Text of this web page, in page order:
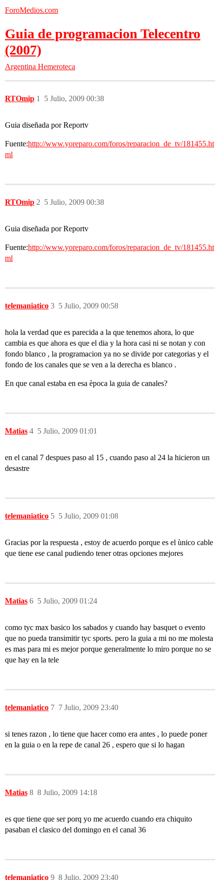
ForoMedios.com
Guia de programacion Telecentro
(2007)
Argentina Hemeroteca
RTOmip 5 Julio, 2009 00:38
1
Guia diseñada por Reportv
Fuente:http://www.yoreparo.com/foros/reparacion_de_tv/181455.ht
ml
RTOmip 5 Julio, 2009 00:38
2
Guia diseñada por Reportv
Fuente:http://www.yoreparo.com/foros/reparacion_de_tv/181455.ht
ml
telemaniatico 5 Julio, 2009 00:58
3
hola la verdad que es parecida a la que tenemos ahora, lo que
cambia es que ahora es que el dia y la hora casi ni se notan y con
fondo blanco , la programacion ya no se divide por categorias y el
fondo de los canales que se ven a la derecha es blanco .
En que canal estaba en esa època la guia de canales?
Matias 5 Julio, 2009 01:01
4
en el canal 7 despues paso al 15 , cuando paso al 24 la hicieron un
desastre
telemaniatico 5 Julio, 2009 01:08
5
Gracias por la respuesta , estoy de acuerdo porque es el ùnico cable
que tiene ese canal pudiendo tener otras opciones mejores
Matias 5 Julio, 2009 01:24
6
como tyc max basico los sabados y cuando hay basquet o evento
que no pueda transimitir tyc sports. pero la guia a mi no me molesta
es mas para mi es mejor porque generalmente lo miro porque no se
que hay en la tele
telemaniatico 7 Julio, 2009 23:40
7
si tenes razon , lo tiene que hacer como era antes , lo puede poner
en la guia o en la repe de canal 26 , espero que si lo hagan
Matias 8 Julio, 2009 14:18
8
es que tiene que ser porq yo me acuerdo cuando era chiquito
pasaban el clasico del domingo en el canal 36
telemaniatico 8 Julio, 2009 23:40
9